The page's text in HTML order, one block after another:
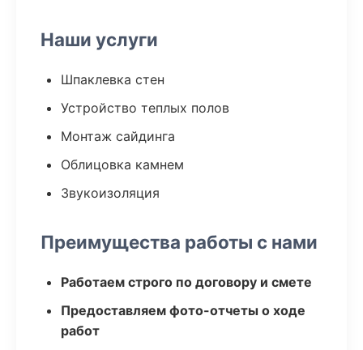
Наши услуги
Шпаклевка стен
Устройство теплых полов
Монтаж сайдинга
Облицовка камнем
Звукоизоляция
Преимущества работы с нами
Работаем строго по договору и смете
Предоставляем фото-отчеты о ходе
работ